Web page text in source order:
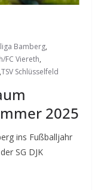
Bamberg,
FC Viereth,
,TSV Schlüsselfeld
2025
ins Fußballjahr
SG DJK